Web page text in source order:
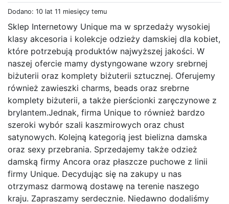
Dodano: 10 lat 11 miesięcy temu
Sklep Internetowy Unique ma w sprzedaży wysokiej
klasy akcesoria i kolekcje odzieży damskiej dla kobiet,
które potrzebują produktów najwyższej jakości. W
naszej ofercie mamy dystyngowane wzory srebrnej
biżuterii oraz komplety biżuterii sztucznej. Oferujemy
również zawieszki charms, beads oraz srebrne
komplety biżuterii, a także pierścionki zaręczynowe z
brylantem.Jednak, firma Unique to również bardzo
szeroki wybór szali kaszmirowych oraz chust
satynowych. Kolejną kategorią jest bielizna damska
oraz sexy przebrania. Sprzedajemy także odzież
damską firmy Ancora oraz płaszcze puchowe z linii
firmy Unique. Decydując się na zakupy u nas
otrzymasz darmową dostawę na terenie naszego
kraju. Zapraszamy serdecznie. Niedawno dodaliśmy